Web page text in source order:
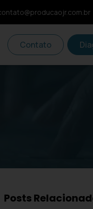
Contato
Posts